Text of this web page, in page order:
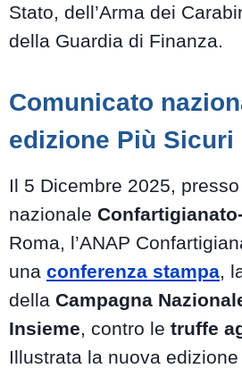
Stato, dell’Arma dei
della Guardia di Finanza.
Comunicato
edizione Più Sicuri
Il 5 Dicembre 2025,
nazionale
Roma, l’ANAP
una conferenza stampa,
della Campagna
Insieme, contro le truffe
Illustrata la nuova